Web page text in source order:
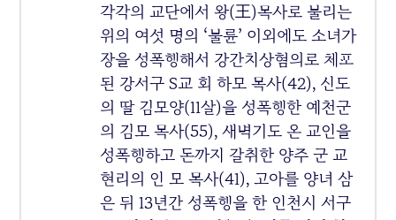
각각의 교단에서 왕(王)목사로 불리는
위의 여섯 명의 ‘불륜’ 이외에도 소녀가
장을 성폭행해서 강간치상혐의로 체포
된 강서구 S교 회 하모 목사(42), 신도
의 딸 김모양(11살)을 성폭행한 예천군
의 김모 목사(55), 새벽기도 온 교인을
성폭행하고 돈까지 갈취한 양주 군 교
현리의 인 모 목사(41), 고아를 양녀 삼
은 뒤 13년간 성폭행을 한 인천시 서구